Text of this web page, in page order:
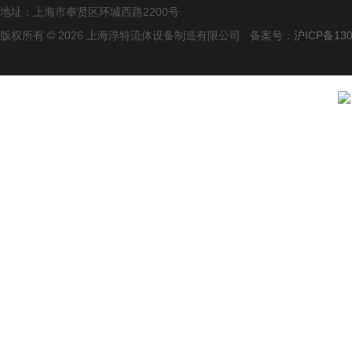
地址：上海市奉贤区环城西路2200号
版权所有 © 2026 上海淳特流体设备制造有限公司 备案号： 沪ICP备